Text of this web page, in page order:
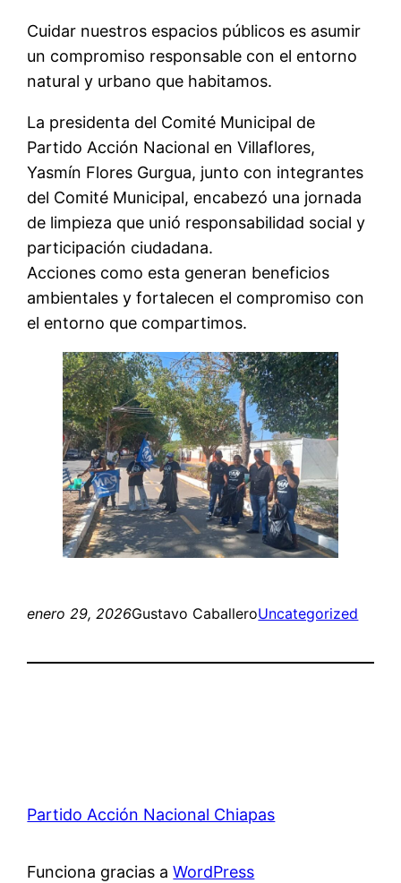
Cuidar nuestros espacios públicos es asumir
un compromiso responsable con el entorno
natural y urbano que habitamos.
La presidenta del Comité Municipal de
Partido Acción Nacional en Villaflores,
Yasmín Flores Gurgua, junto con integrantes
del Comité Municipal, encabezó una jornada
de limpieza que unió responsabilidad social y
participación ciudadana.
Acciones como esta generan beneficios
ambientales y fortalecen el compromiso con
el entorno que compartimos.
enero 29, 2026Gustavo CaballeroUncategorized
Partido Acción Nacional Chiapas
Funciona gracias aWordPress